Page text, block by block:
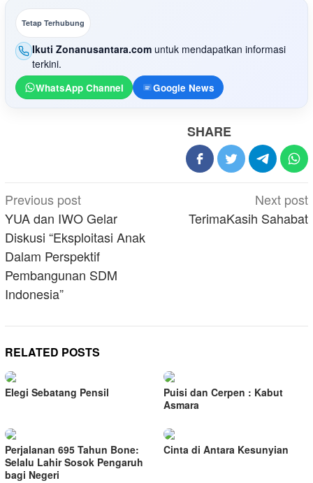
Tetap Terhubung
Ikuti Zonanusantara.com untuk mendapatkan informasi
terkini.
WhatsApp Channel Google News
SHARE
Post
navigation
Previous post
YUA dan IWO Gelar
Diskusi “Eksploitasi Anak
Dalam Perspektif
Pembangunan SDM
Indonesia”
Next post
TerimaKasih Sahabat
RELATED POSTS
Elegi Sebatang Pensil
Puisi dan Cerpen : Kabut
Asmara
Perjalanan 695 Tahun Bone:
Selalu Lahir Sosok Pengaruh
bagi Negeri
Cinta di Antara Kesunyian